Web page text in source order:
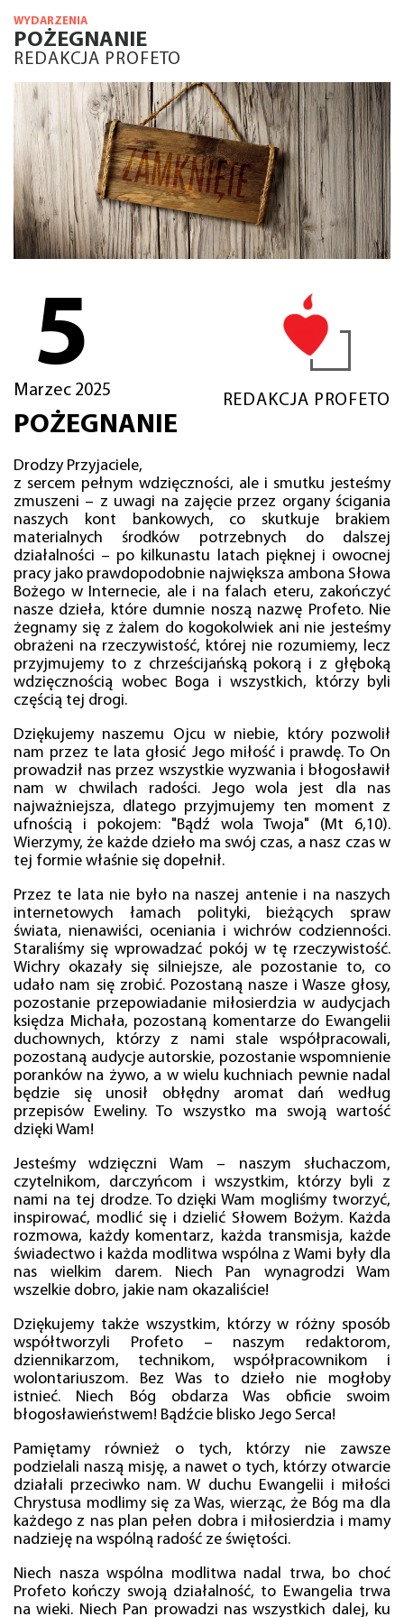
WYDARZENIA
POŻEGNANIE
REDAKCJA PROFETO
5
Marzec 2025
REDAKCJA PROFETO
POŻEGNANIE
Drodzy Przyjaciele,
z sercem pełnym wdzięczności, ale i smutku jesteśmy
zmuszeni – z uwagi na zajęcie przez organy ścigania
naszych kont bankowych, co skutkuje brakiem
materialnych środków potrzebnych do dalszej
działalności – po kilkunastu latach pięknej i owocnej
pracy jako prawdopodobnie największa ambona Słowa
Bożego w Internecie, ale i na falach eteru, zakończyć
nasze dzieła, które dumnie noszą nazwę Profeto. Nie
żegnamy się z żalem do kogokolwiek ani nie jesteśmy
obrażeni na rzeczywistość, której nie rozumiemy, lecz
przyjmujemy to z chrześcijańską pokorą i z głęboką
wdzięcznością wobec Boga i wszystkich, którzy byli
częścią tej drogi.
Dziękujemy naszemu Ojcu w niebie, który pozwolił
nam przez te lata głosić Jego miłość i prawdę. To On
prowadził nas przez wszystkie wyzwania i błogosławił
nam w chwilach radości. Jego wola jest dla nas
najważniejsza, dlatego przyjmujemy ten moment z
ufnością i pokojem: "Bądź wola Twoja" (Mt 6,10).
Wierzymy, że każde dzieło ma swój czas, a nasz czas w
tej formie właśnie się dopełnił.
Przez te lata nie było na naszej antenie i na naszych
internetowych łamach polityki, bieżących spraw
świata, nienawiści, oceniania i wichrów codzienności.
Staraliśmy się wprowadzać pokój w tę rzeczywistość.
Wichry okazały się silniejsze, ale pozostanie to, co
udało nam się zrobić. Pozostaną nasze i Wasze głosy,
pozostanie przepowiadanie miłosierdzia w audycjach
księdza Michała, pozostaną komentarze do Ewangelii
duchownych, którzy z nami stale współpracowali,
pozostaną audycje autorskie, pozostanie wspomnienie
poranków na żywo, a w wielu kuchniach pewnie nadal
będzie się unosił obłędny aromat dań według
przepisów Eweliny. To wszystko ma swoją wartość
dzięki Wam!
Jesteśmy wdzięczni Wam – naszym słuchaczom,
czytelnikom, darczyńcom i wszystkim, którzy byli z
nami na tej drodze. To dzięki Wam mogliśmy tworzyć,
inspirować, modlić się i dzielić Słowem Bożym. Każda
rozmowa, każdy komentarz, każda transmisja, każde
świadectwo i każda modlitwa wspólna z Wami były dla
nas wielkim darem. Niech Pan wynagrodzi Wam
wszelkie dobro, jakie nam okazaliście!
Dziękujemy także wszystkim, którzy w różny sposób
współtworzyli Profeto – naszym redaktorom,
dziennikarzom, technikom, współpracownikom i
wolontariuszom. Bez Was to dzieło nie mogłoby
istnieć. Niech Bóg obdarza Was obficie swoim
błogosławieństwem! Bądźcie blisko Jego Serca!
Pamiętamy również o tych, którzy nie zawsze
podzielali naszą misję, a nawet o tych, którzy otwarcie
działali przeciwko nam. W duchu Ewangelii i miłości
Chrystusa modlimy się za Was, wierząc, że Bóg ma dla
każdego z nas plan pełen dobra i miłosierdzia i mamy
nadzieję na wspólną radość ze świętości.
Niech nasza wspólna modlitwa nadal trwa, bo choć
Profeto kończy swoją działalność, to Ewangelia trwa
na wieki. Niech Pan prowadzi nas wszystkich dalej, ku